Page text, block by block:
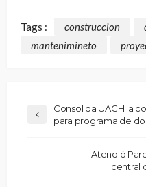
Tags : construccion
mantenimineto
Consolida UACH la
para programa de
Atendió
central